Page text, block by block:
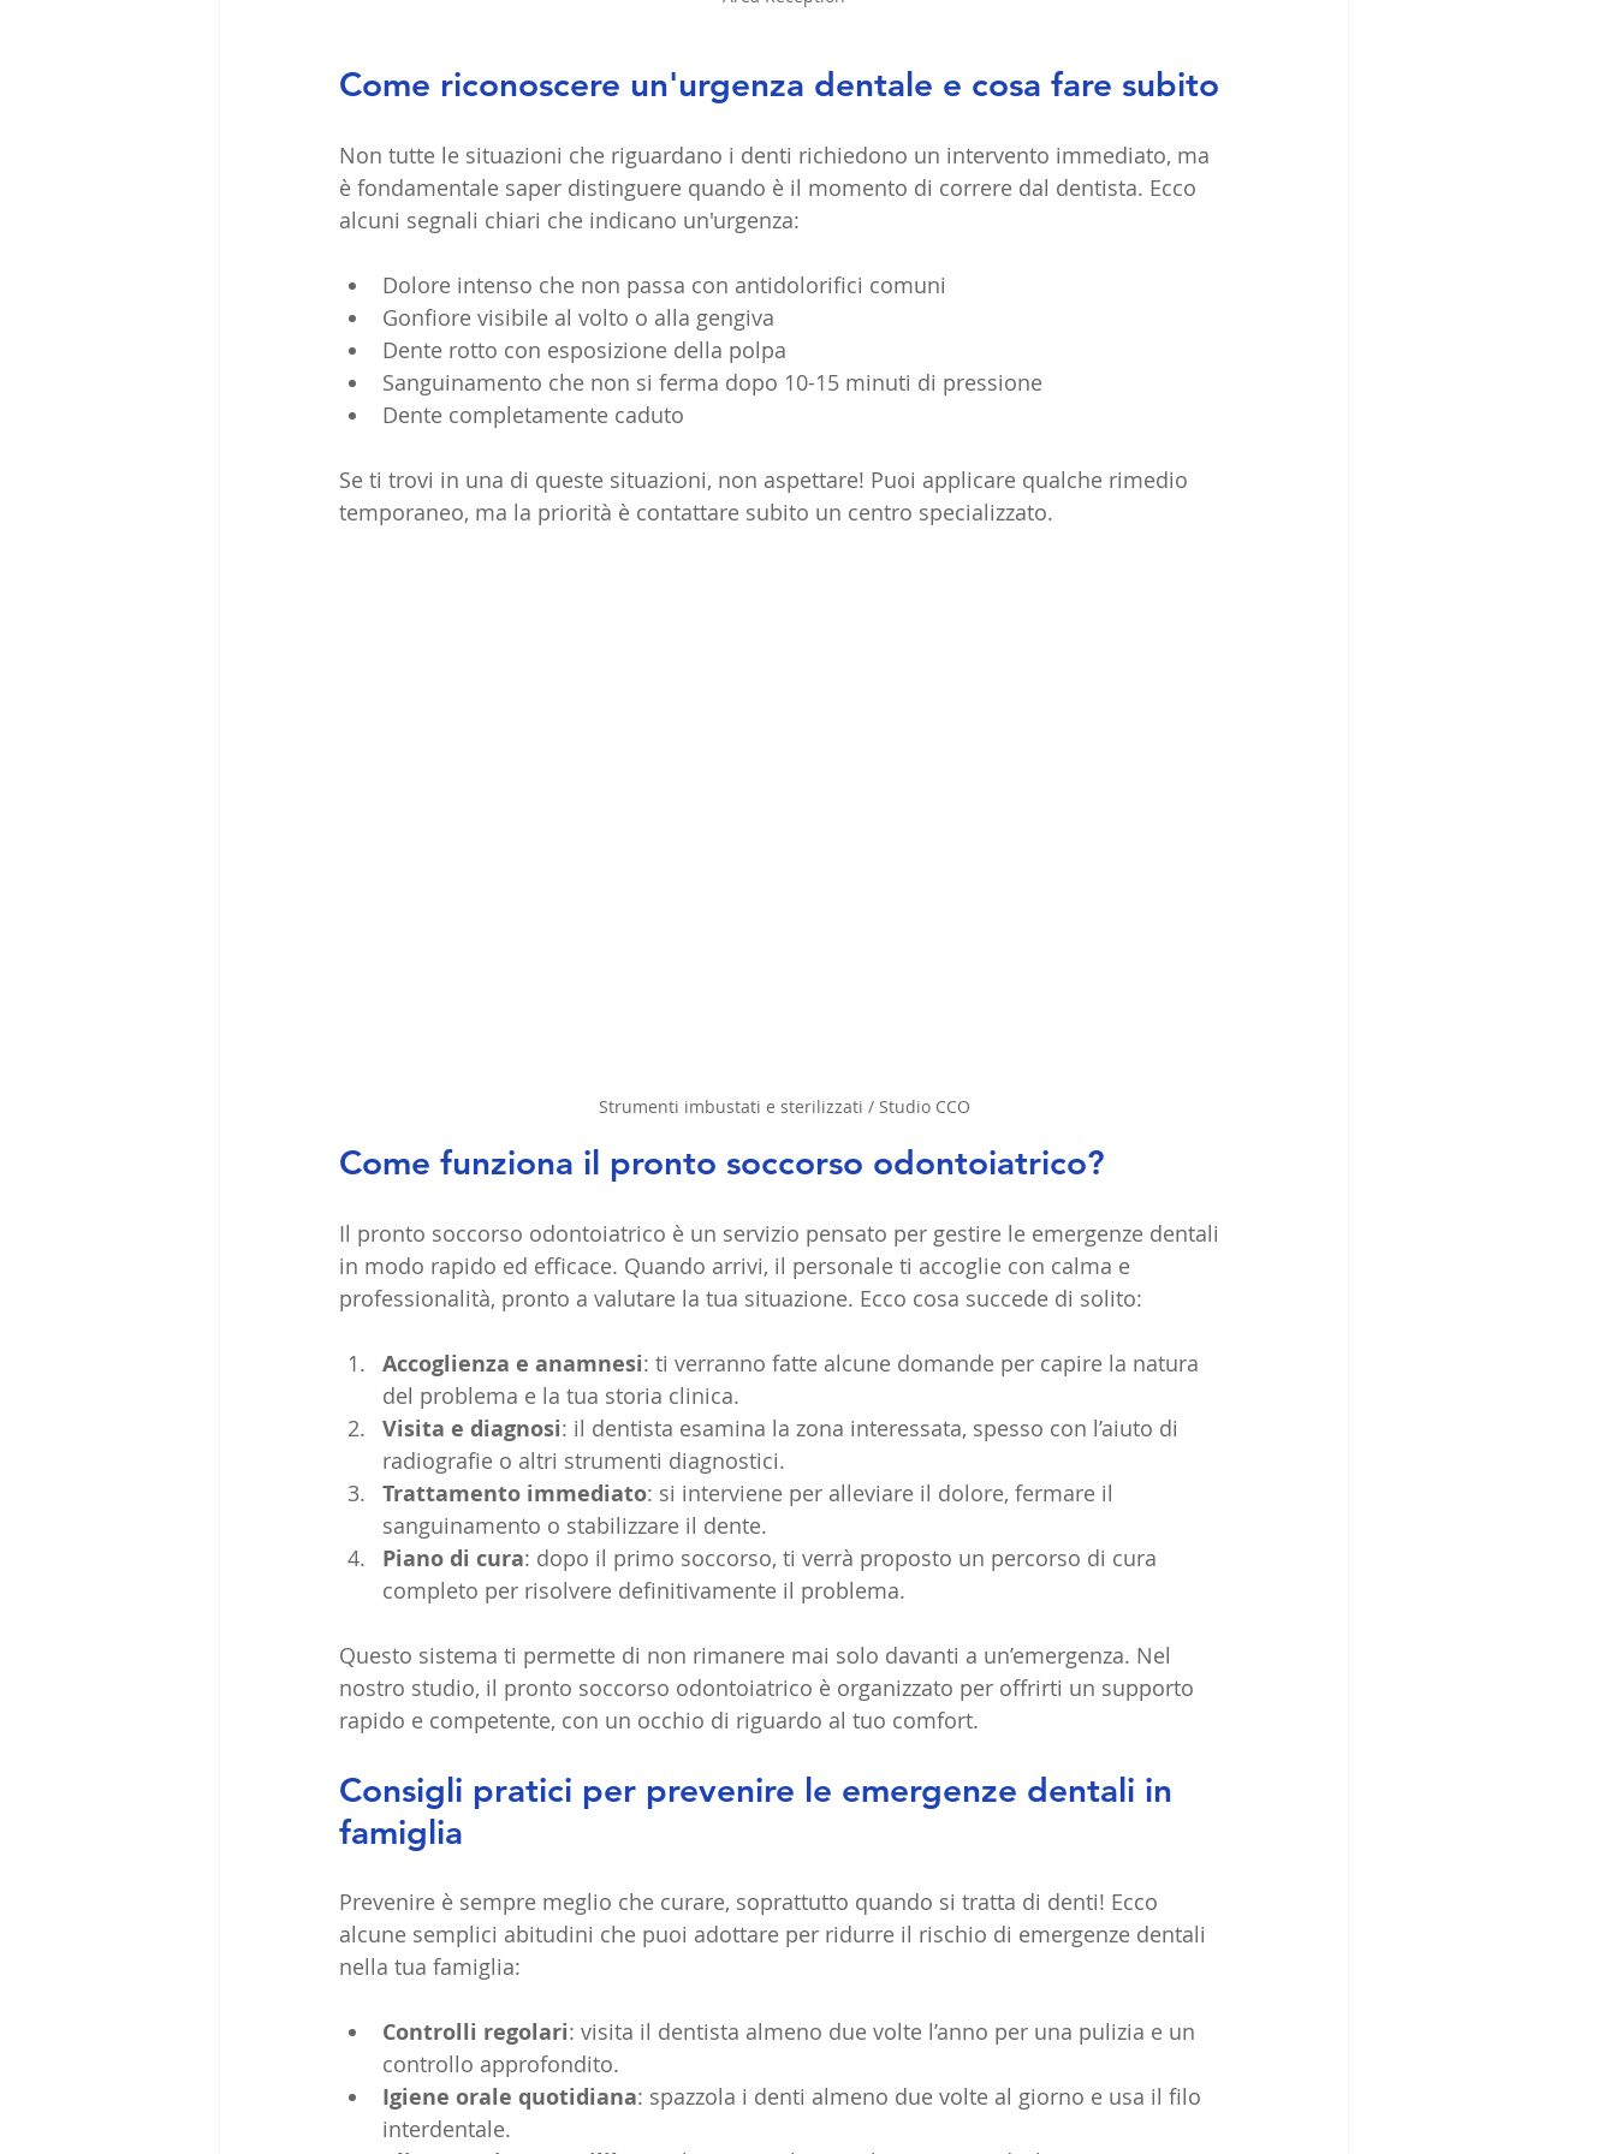
Come riconoscere un'urgenza dentale e cosa fare subito
Non tutte le situazioni che riguardano i denti richiedono un intervento immediato, ma
è fondamentale saper distinguere quando è il momento di correre dal dentista. Ecco
alcuni segnali chiari che indicano un'urgenza:
Dolore intenso che non passa con antidolorifici comuni
Gonfiore visibile al volto o alla gengiva
Dente rotto con esposizione della polpa
Sanguinamento che non si ferma dopo 10-15 minuti di pressione
Dente completamente caduto
Se ti trovi in una di queste situazioni, non aspettare! Puoi applicare qualche rimedio
temporaneo, ma la priorità è contattare subito un centro specializzato.
Strumenti imbustati e sterilizzati / Studio CCO
Come funziona il pronto soccorso odontoiatrico?
Il pronto soccorso odontoiatrico è un servizio pensato per gestire le emergenze dentali
in modo rapido ed efficace. Quando arrivi, il personale ti accoglie con calma e
professionalità, pronto a valutare la tua situazione. Ecco cosa succede di solito:
Accoglienza e anamnesi: ti verranno fatte alcune domande per capire la natura
del problema e la tua storia clinica.
Visita e diagnosi: il dentista esamina la zona interessata, spesso con l’aiuto di
radiografie o altri strumenti diagnostici.
Trattamento immediato: si interviene per alleviare il dolore, fermare il
sanguinamento o stabilizzare il dente.
Piano di cura: dopo il primo soccorso, ti verrà proposto un percorso di cura
completo per risolvere definitivamente il problema.
Questo sistema ti permette di non rimanere mai solo davanti a un’emergenza. Nel
nostro studio, il pronto soccorso odontoiatrico è organizzato per offrirti un supporto
rapido e competente, con un occhio di riguardo al tuo comfort.
Consigli pratici per prevenire le emergenze dentali in
famiglia
Prevenire è sempre meglio che curare, soprattutto quando si tratta di denti! Ecco
alcune semplici abitudini che puoi adottare per ridurre il rischio di emergenze dentali
nella tua famiglia:
Controlli regolari: visita il dentista almeno due volte l’anno per una pulizia e un
controllo approfondito.
Igiene orale quotidiana: spazzola i denti almeno due volte al giorno e usa il filo
interdentale.